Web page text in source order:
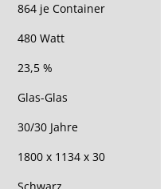
864 je Container
480 Watt
23,5 %
Glas-Glas
30/30 Jahre
1800 x 1134 x 30